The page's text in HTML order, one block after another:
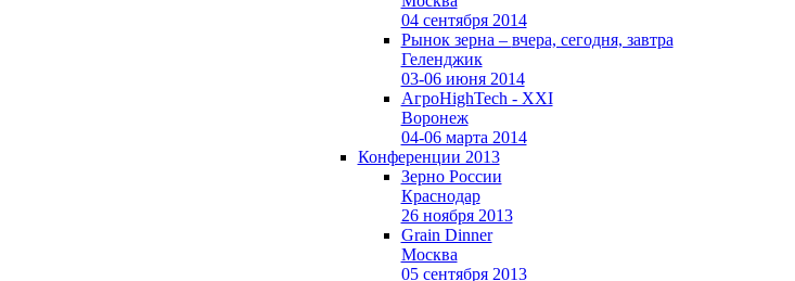
04 сентября 2014
Рынок зерна – вчера, сегодня, завтра
Геленджик
03-06 июня 2014
АгроHighTech - XXI
Воронеж
04-06 марта 2014
Конференции 2013
Зерно России
Краснодар
26 ноября 2013
Grain Dinner
Москва
05 сентября 2013